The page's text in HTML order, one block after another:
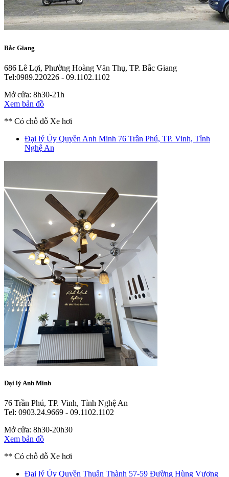
Bắc Giang
686 Lê Lợi, Phường Hoàng Văn Thụ, TP. Bắc Giang
Tel:0989.220226 - 09.1102.1102
Mở cửa: 8h30-21h
Xem bản đồ
** Có chỗ đỗ Xe hơi
Đại lý Ủy Quyền Anh Minh 76 Trần Phú, TP. Vinh, Tỉnh
Nghệ An
Đại lý Anh Minh
76 Trần Phú, TP. Vinh, Tỉnh Nghệ An
Tel: 0903.24.9669 - 09.1102.1102
Mở cửa: 8h30-20h30
Xem bản đồ
** Có chỗ đỗ Xe hơi
Đại lý Ủy Quyền Thuận Thành 57-59 Đường Hùng Vương